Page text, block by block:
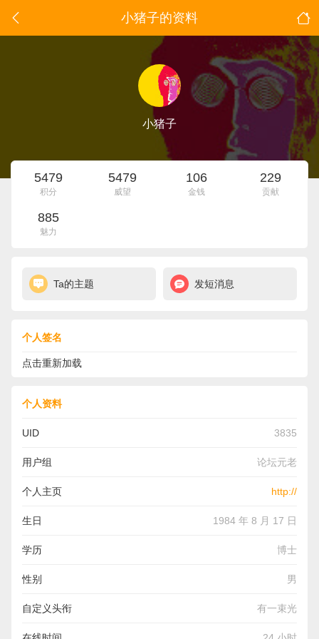
小猪子的资料
小猪子
5479
积分
5479
威望
106
金钱
229
贡献
885
魅力
Ta的主题 发短消息
个人签名
点击重新加载
个人资料
UID 3835
用户组 论坛元老
个人主页 http://
生日 1984 年 8 月 17 日
学历 博士
性别 男
自定义头衔 有一束光